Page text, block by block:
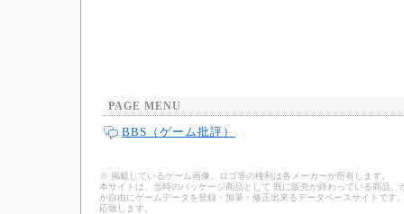
PAGE MENU
BBS（ゲーム批評）
※ 掲載しているゲーム画像、ロゴ等の権利は各メーカーが所有します。
本サイトは、当時のパッケージ商品として 既に販売が終わっている商品
が自由にゲームデータを登録・加筆・修正出来るデータベースサイトで
応致します。